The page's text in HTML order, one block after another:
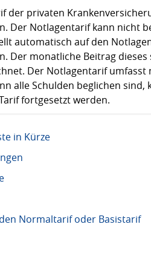
der privaten
Der Notlagentarif kann nicht
automatisch auf den
Der monatliche Beitrag
Der Notlagentarif umfasst
alle Schulden beglichen sind,
fortgesetzt werden.
in Kürze
Normaltarif oder Basistarif